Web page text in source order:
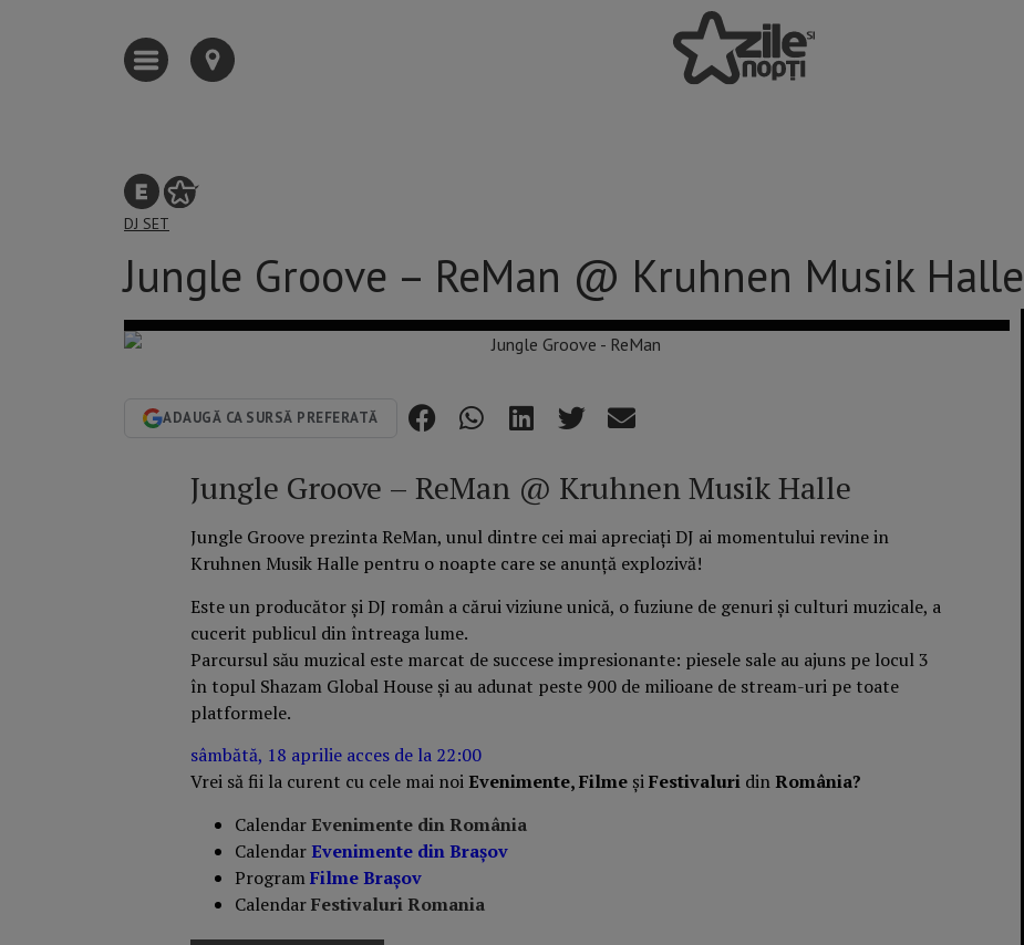
DJ SET
Jungle Groove – ReMan @ Kruhnen Musik Halle
ADAUGĂ CA SURSĂ PREFERATĂ
Jungle Groove – ReMan @ Kruhnen Musik Halle
Jungle Groove prezinta ReMan, unul dintre cei mai apreciați DJ ai momentului revine in
Kruhnen Musik Halle pentru o noapte care se anunță explozivă!
Este un producător și DJ român a cărui viziune unică, o fuziune de genuri și culturi muzicale, a
cucerit publicul din întreaga lume.
Parcursul său muzical este marcat de succese impresionante: piesele sale au ajuns pe locul 3
în topul Shazam Global House și au adunat peste 900 de milioane de stream-uri pe toate
platformele.
sâmbătă, 18 aprilie acces de la 22:00
Vrei să fii la curent cu cele mai noiEvenimente, Filme șiFestivaluri dinRomânia?
Calendar Evenimente din România
CalendarEvenimente din Braşov
ProgramFilme Brașov
CalendarFestivaluri Romania